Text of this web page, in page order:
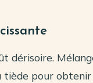
dérisoire.
tiède pour